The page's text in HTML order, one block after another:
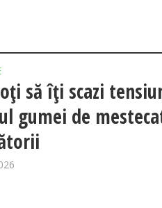
să îți scazi
gumei de